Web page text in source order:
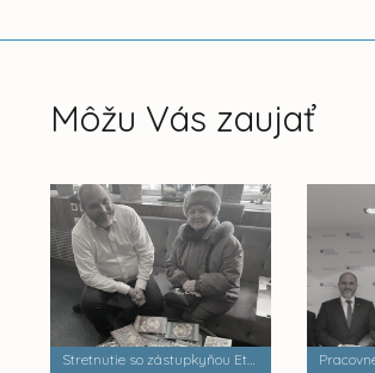
Môžu Vás zaujať
Stretnutie so zástupkyňou Etnografického múzea HUMNO, pani Gabrielou Čiasnohovou